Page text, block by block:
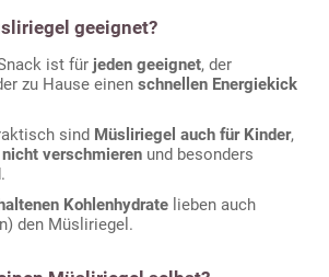
geeignet?
ist für jeden geeignet, der
zu Hause einen schnellen Energiekick
sind Müsliriegel auch für Kinder,
nicht verschmieren und besonders
Kohlenhydrate lieben auch
den Müsliriegel.